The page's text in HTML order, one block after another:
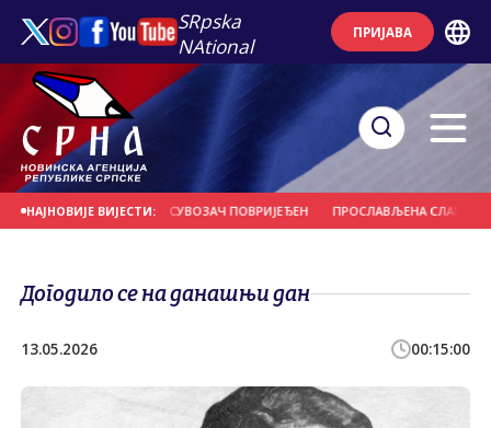
SRpska
NAtional
ПРИЈАВА
НАЈНОВИЈЕ ВИЈЕСТИ:
У ПОТКОЗАРЈУ, СУВОЗАЧ ПОВРИЈЕЂЕН ПРОСЛАВЉЕНА СЛАВА САВЕЗА -
Догодило се на данашњи дан
13.05.2026 00:15:00